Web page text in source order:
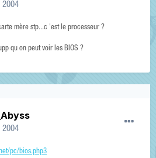
2004
mère stp...c 'est le processeur ?
qu on peut voir les BIOS ?
2004
pc/bios.php3